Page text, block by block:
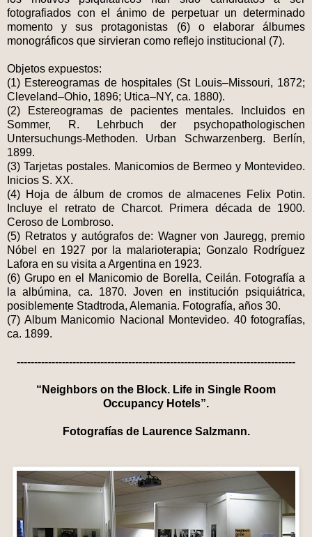
fotografiados con el ánimo de perpetuar un determinado
momento y sus protagonistas (6) o elaborar álbumes
monográficos que sirvieran como reflejo institucional (7).
Objetos expuestos:
(1) Estereogramas de hospitales (St Louis–Missouri, 1872;
Cleveland–Ohio, 1896; Utica–NY, ca. 1880).
(2) Estereogramas de pacientes mentales. Incluidos en
Sommer, R. Lehrbuch der psychopathologischen
Untersuchungs-Methoden. Urban Schwarzenberg. Berlín,
1899.
(3) Tarjetas postales. Manicomios de Bermeo y Montevideo.
Inicios S. XX.
(4) Hoja de álbum de cromos de almacenes Felix Potin.
Incluye el retrato de Charcot. Primera década de 1900.
Ceroso de Lombroso.
(5) Retratos y autógrafos de: Wagner von Jauregg, premio
Nóbel en 1927 por la malarioterapia; Gonzalo Rodríguez
Lafora en su visita a Argentina en 1923.
(6) Grupo en el Manicomio de Borella, Ceilán. Fotografía a
la albúmina, ca. 1870. Joven en institución psiquiátrica,
posiblemente Stadtroda, Alemania. Fotografía, años 30.
(7) Album Manicomio Nacional Montevideo. 40 fotografías,
ca. 1899.
--------------------------------------------------------------------------------
“Neighbors on the Block. Life in Single Room
Occupancy Hotels”.
Fotografías de Laurence Salzmann.